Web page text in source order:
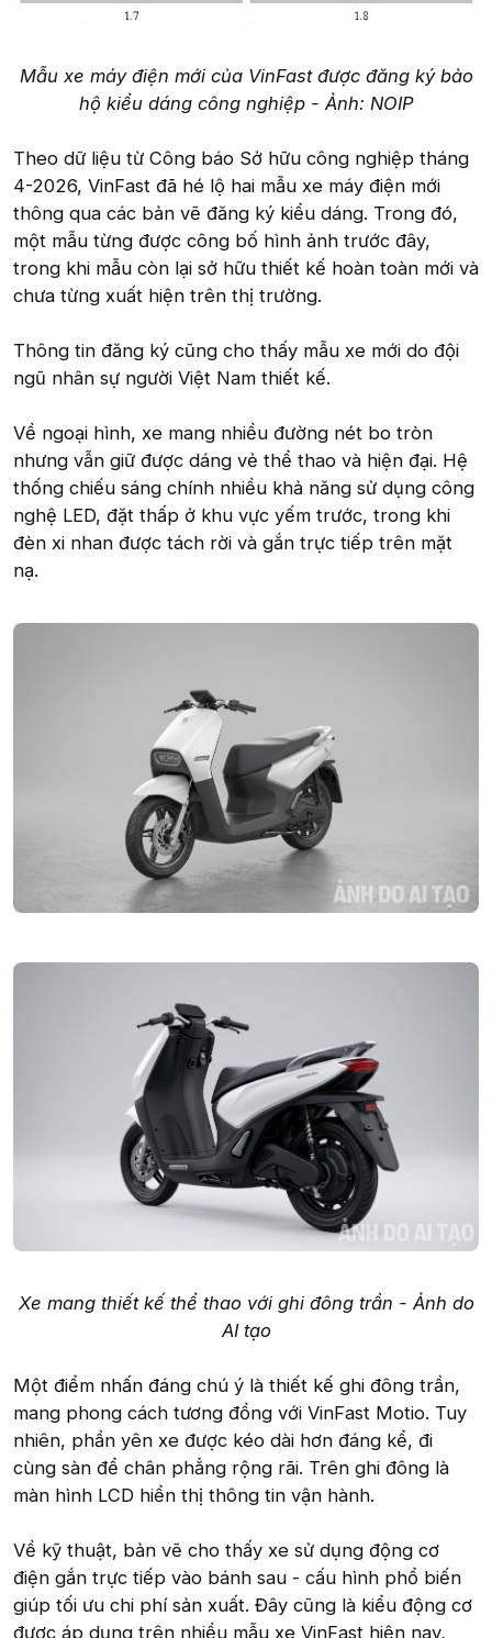
Mẫu xe máy điện mới của VinFast được đăng ký bảo
hộ kiểu dáng công nghiệp - Ảnh: NOIP
Theo dữ liệu từ Công báo Sở hữu công nghiệp tháng
4-2026, VinFast đã hé lộ hai mẫu xe máy điện mới
thông qua các bản vẽ đăng ký kiểu dáng. Trong đó,
một mẫu từng được công bố hình ảnh trước đây,
trong khi mẫu còn lại sở hữu thiết kế hoàn toàn mới và
chưa từng xuất hiện trên thị trường.
Thông tin đăng ký cũng cho thấy mẫu xe mới do đội
ngũ nhân sự người Việt Nam thiết kế.
Về ngoại hình, xe mang nhiều đường nét bo tròn
nhưng vẫn giữ được dáng vẻ thể thao và hiện đại. Hệ
thống chiếu sáng chính nhiều khả năng sử dụng công
nghệ LED, đặt thấp ở khu vực yếm trước, trong khi
đèn xi nhan được tách rời và gắn trực tiếp trên mặt
nạ.
Xe mang thiết kế thể thao với ghi đông trần - Ảnh do
AI tạo
Một điểm nhấn đáng chú ý là thiết kế ghi đông trần,
mang phong cách tương đồng với VinFast Motio. Tuy
nhiên, phần yên xe được kéo dài hơn đáng kể, đi
cùng sàn để chân phẳng rộng rãi. Trên ghi đông là
màn hình LCD hiển thị thông tin vận hành.
Về kỹ thuật, bản vẽ cho thấy xe sử dụng động cơ
điện gắn trực tiếp vào bánh sau - cấu hình phổ biến
giúp tối ưu chi phí sản xuất. Đây cũng là kiểu động cơ
được áp dụng trên nhiều mẫu xe VinFast hiện nay,